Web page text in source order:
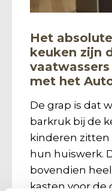
Het
keuken zijn
met het
De grap is dat
barkruk bij de
kinderen zitten
hun huiswerk.
bovendien
kasten voor de